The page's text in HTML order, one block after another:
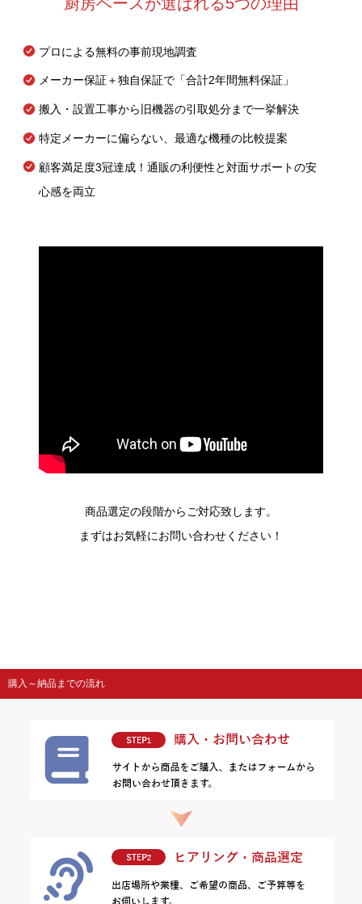
プロによる無料の事前現地調査
メーカー保証＋独自保証で「合計2年間無料保証」
搬入・設置工事から旧機器の引取処分まで一挙解決
特定メーカーに偏らない、最適な機種の比較提案
顧客満足度3冠達成！通販の利便性と対面サポートの安
心感を両立
商品選定の段階からご対応致します。
まずはお気軽にお問い合わせください！
購入～納品までの流れ